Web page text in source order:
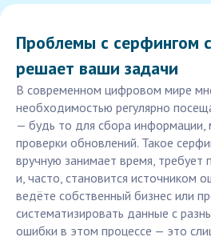
Проблемы с серфингом
решает ваши задачи
В современном цифровом мире
необходимостью регулярно
— будь то для сбора информации,
проверки обновлений. Такое
вручную занимает время, требует
и, часто, становится источником
ведёте собственный бизнес или
систематизировать данные с
ошибки в этом процессе — это